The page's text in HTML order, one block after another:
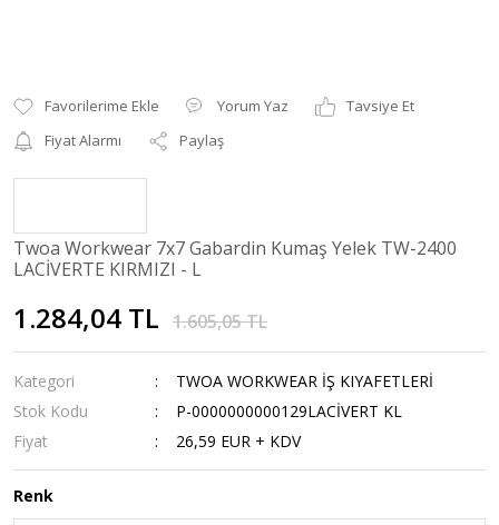
Yorum Yaz
Tavsiye Et
Fiyat Alarmı
Paylaş
Twoa Workwear 7x7 Gabardin Kumaş Yelek TW-2400
LACİVERTE KIRMIZI - L
1.284,04 TL 1.605,05 TL
Kategori
TWOA WORKWEAR İŞ KIYAFETLERİ
Stok Kodu
P-0000000000129LACİVERT KL
Fiyat
26,59 EUR + KDV
Renk